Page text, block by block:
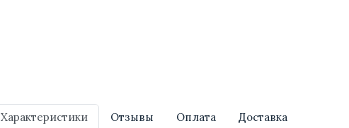
Характеристики Отзывы Оплата Доставка